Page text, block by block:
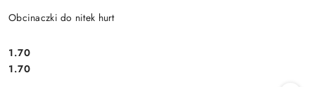
Obcinaczki do nitek hurt
Cena:
1.70
Cena:
1.70